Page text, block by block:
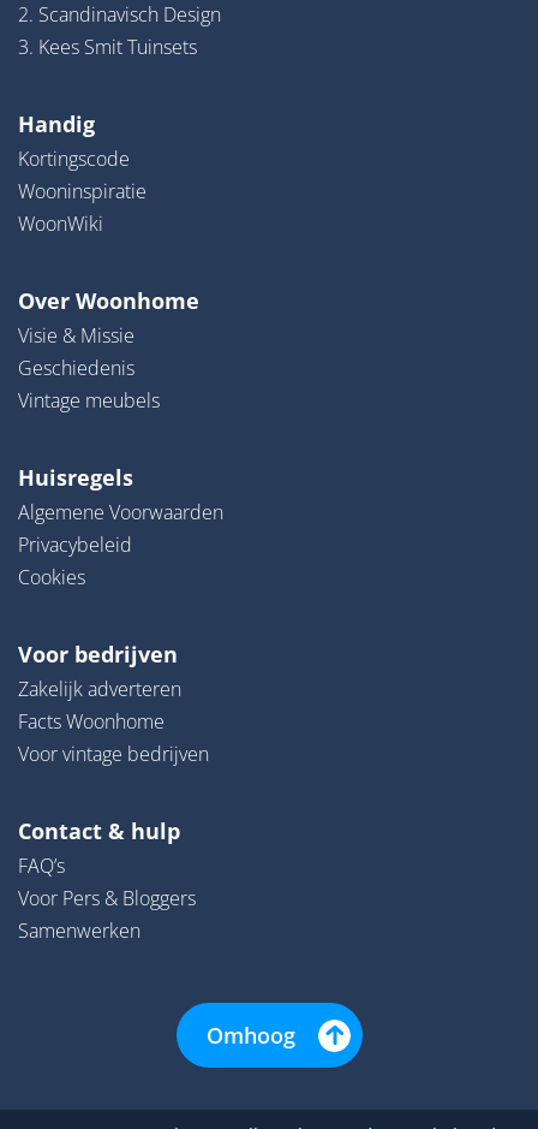
2. Scandinavisch Design
3. Kees Smit Tuinsets
Handig
Kortingscode
Wooninspiratie
WoonWiki
Over Woonhome
Visie & Missie
Geschiedenis
Vintage meubels
Huisregels
Algemene Voorwaarden
Privacybeleid
Cookies
Voor bedrijven
Zakelijk adverteren
Facts Woonhome
Voor vintage bedrijven
Contact & hulp
FAQ’s
Voor Pers & Bloggers
Samenwerken
Omhoog